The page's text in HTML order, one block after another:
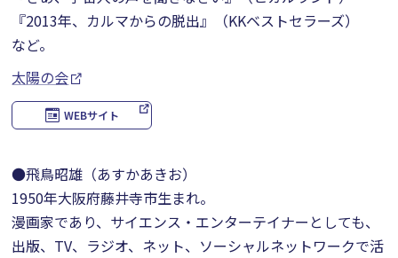
『2013年、カルマからの脱出』（KKベストセラーズ）
など。
太陽の会
WEBサイト
●飛鳥昭雄（あすかあきお）
1950年大阪府藤井寺市生まれ。
漫画家であり、サイエンス・エンターテイナーとしても、
出版、TV、ラジオ、ネット、ソーシャルネットワークで活